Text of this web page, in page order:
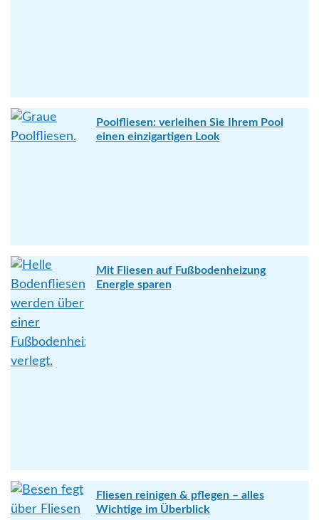
Poolfliesen: verleihen Sie Ihrem Pool
einen einzigartigen Look
Mit Fliesen auf Fußbodenheizung
Energie sparen
Fliesen reinigen & pflegen – alles
Wichtige im Überblick